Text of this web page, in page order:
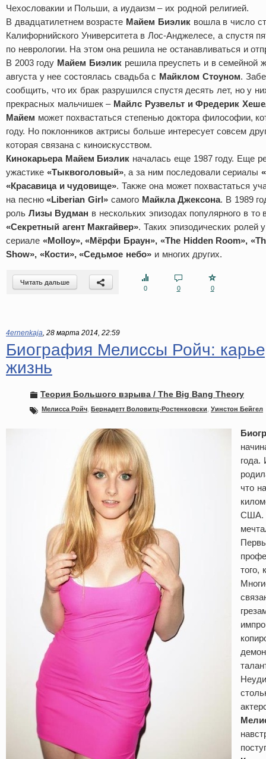
Чехословакии и Польши, а иудаизм – их родной религией.
В двадцатилетнем возрасте Майем Биэликвошла в число
Калифорнийского Университета в Лос-Анджелесе, а спустя
по неврологии. На этом она решила не останавливаться и
В 2003 году Майем Биэликрешила преуспеть и в семейной
августа у нее состоялась свадьба с Майклом Стоуном.
сообщить, что их брак разрушился спустя десять лет, но у
прекрасных мальчишек – Майлс Рузвельт и Фредерик
Майем может похвастаться степенью доктора философии,
году. Но поклонников актрисы больше интересует совсем
которая связана с киноискусством.
Кинокарьера Майем Биэлик началась еще 1987 году. Еще
ужастике «Тыквоголовый», а за ним последовали сериалы
«Красавица и чудовище». Также она может похвастаться
на песню«Liberian Girl» самого Майкла Джексона. В 1989
роль Лизы Вудман в нескольких эпизодах популярного в то
«Секретный агент Макгайвер». Таких эпизодических ролей
сериале «Molloy», «Мёрфи Браун», «The Hidden Room»,
Show», «Кости», «Седьмое небо» и многих других.
Читать дальше
0
0 0
4ernenkaja, 28 марта 2014, 22:59
Биография Мелиссы Ройч:
жизнь
Теория Большого взрыва / The Big Bang Theory
Мелисса Ройч Бернадетт Воловитц-Ростенковски Уинстон Бейгел
года.
что
США.
того,